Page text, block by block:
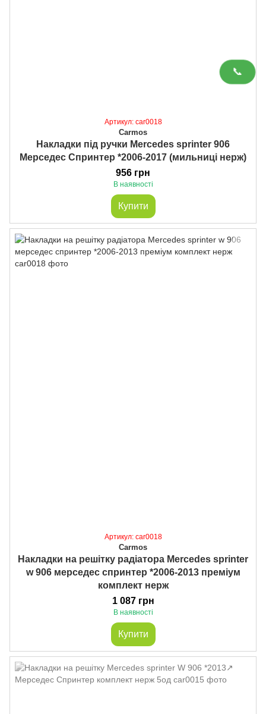
📞
Артикул: car0018
Carmos
Накладки під ручки Mercedes sprinter 906
Мерседес Спринтер *2006-2017 (мильниці нерж)
956 грн
В наявності
Купити
Артикул: car0018
Carmos
Накладки на решітку радіатора Mercedes sprinter
w 906 мерседес спринтер *2006-2013 преміум
комплект нерж
1 087 грн
В наявності
Купити